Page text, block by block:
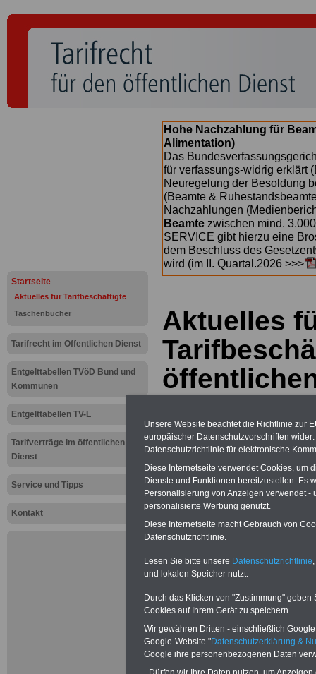
Startseite
Aktuelles für Tarifbeschäftigte
Taschenbücher
Tarifrecht im Öffentlichen Dienst
Entgelttabellen TVöD Bund und
Kommunen
Entgelttabellen TV-L
Tarifverträge im öffentlichen
Dienst
Service und Tipps
Kontakt
Hohe Nachzahlung für
Alimentation)
Das
für verfassungs-widrig erklärt
Neuregelung der Besoldung
(Beamte &
Nachzahlungen
Beamte zwischen mind.
SERVICE gibt hierzu eine
dem Beschluss des
wird (im II. Quartal.2026 >>>
Aktuelles
für die
fordern
Immer
für mehr
26.01.2011
Unsere Website beachtet die Richtlinie zur
europäischer Datenschutzvorschriften
Datenschutzrichtlinie für elektronische
Diese Internetseite verwendet Cookies, um
Dienste und Funktionen bereitzustellen. Es
Personalisierung von Anzeigen verwendet
personalisierte Werbung genutzt.
Diese Internetseite macht Gebrauch von
Datenschutzrichtlinie.
Lesen Sie bitte unsere Datenschutzrichtlinie
und lokalen Speicher nutzt.
Durch das Klicken von "Zustimmung"
Cookies auf Ihrem Gerät zu speichern.
Wir gewähren Dritten - einschließlich
Google-Website "Datenschutzerklärung &
Google ihre personenbezogenen Daten